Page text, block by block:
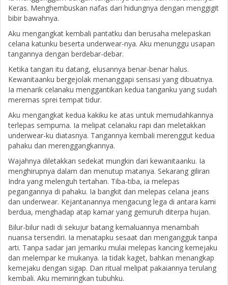
Keras. Menghembuskan nafas dari hidungnya dengan menggigit
bibir bawahnya.
Aku mengangkat kembali pantatku dan berusaha melepaskan
celana katunku beserta underwear-nya. Aku menunggu usapan
tangannya dengan berdebar-debar.
Ketika tangan itu datang, elusannya benar-benar halus.
Kewanitaanku bergejolak menanggapi sensasi yang dibuatnya.
Ia menarik celanaku menggantikan kedua tanganku yang sudah
meremas sprei tempat tidur.
Aku mengangkat kedua kakiku ke atas untuk memudahkannya
terlepas sempurna. Ia melipat celanaku rapi dan meletakkan
underwear-ku diatasnya. Tangannya kembali merenggut kedua
pahaku dan merenggangkannya.
Wajahnya diletakkan sedekat mungkin dari kewanitaanku. Ia
menghirupnya dalam dan menutup matanya. Sekarang giliran
Indra yang melenguh tertahan. Tiba-tiba, ia melepas
pegangannya di pahaku. Ia bangkit dan melepas celana jeans
dan underwear. Kejantanannya mengacung lega di antara kami
berdua, menghadap atap kamar yang gemuruh diterpa hujan.
Bilur-bilur nadi di sekujur batang kemaluannya menambah
nuansa tersendiri. Ia menatapku sesaat dan mengangguk tanpa
arti. Tanpa sadar jari jemariku mulai melepas kancing kemejaku
dan melempar ke mukanya. Ia tidak kaget, bahkan menangkap
kemejaku dengan sigap. Dan ritual melipat pakaiannya terulang
kembali. Aku memiringkan tubuhku.